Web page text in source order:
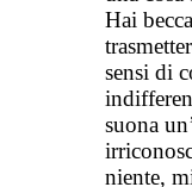
Hai
sensi di
suona
niente,